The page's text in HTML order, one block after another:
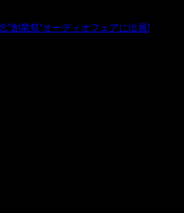
”創業祭”オーディオフェアに出展!